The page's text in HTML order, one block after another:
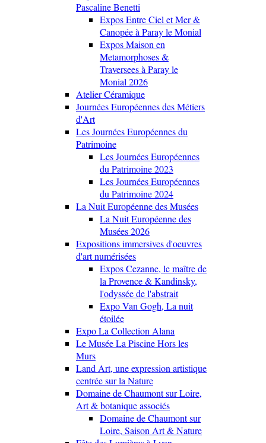
Pascaline Benetti
Expos Entre Ciel et Mer &
Canopée à Paray le Monial
Expos Maison en
Metamorphoses &
Traversees à Paray le
Monial 2026
Atelier Céramique
Journées Européennes des Métiers
d'Art
Les Journées Européennes du
Patrimoine
Les Journées Européennes
du Patrimoine 2023
Les Journées Européennes
du Patrimoine 2024
La Nuit Européenne des Musées
La Nuit Européenne des
Musées 2026
Expositions immersives d'oeuvres
d'art numérisées
Expos Cezanne, le maître de
la Provence & Kandinsky,
l'odyssée de l'abstrait
Expo Van Gogh, La nuit
étoilée
Expo La Collection Alana
Le Musée La Piscine Hors les
Murs
Land Art, une expression artistique
centrée sur la Nature
Domaine de Chaumont sur Loire,
Art & botanique associés
Domaine de Chaumont sur
Loire, Saison Art & Nature